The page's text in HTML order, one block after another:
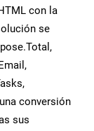
con la
se
conversión
sus